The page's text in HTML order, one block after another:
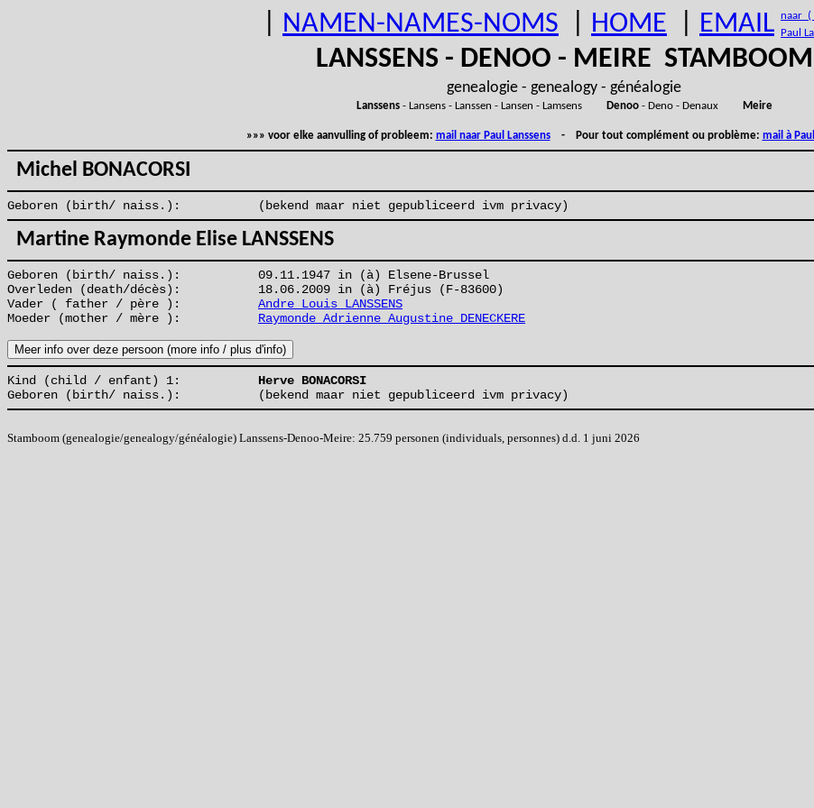
NAMEN-NAMES-NOMS HOME EMAIL naar (
Paul
LANSSENS - DENOO - MEIRE STAMBOOM
genealogie - genealogy - généalogie
Lanssens- Lansens - Lanssen - Lansen - Lamsens Denoo- Deno - Denaux Meire
»»» voor elke aanvulling of probleem: mail naar Paul Lanssens- Pour tout complément ou problème: mail à
Michel BONACORSI
Geboren (birth/ naiss.): (bekend maar niet gepubliceerd ivm privacy)
Martine Raymonde Elise LANSSENS
Geboren (birth/ naiss.):
09.11.1947 in (à) Elsene-Brussel
Overleden (death/décès):
18.06.2009 in (à) Fréjus (F-83600)
Vader ( father / père ):
Andre Louis LANSSENS
Moeder (mother / mère ):
Raymonde Adrienne Augustine DENECKERE
Kind (child / enfant) 1:
Herve BONACORSI
Geboren (birth/ naiss.):
(bekend maar niet gepubliceerd ivm privacy)
Stamboom (genealogie/genealogy/généalogie) Lanssens-Denoo-Meire: 25.759 personen (individuals, personnes) d.d. 1 juni 2026